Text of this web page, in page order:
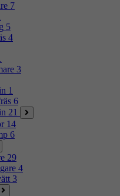
7
5
4
3
1
6
21
14
6
29
4
3